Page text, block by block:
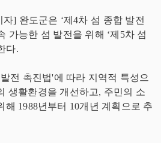
] 완도군은 ‘제4차 섬 종합 발전
가능한 섬 발전을 위해 ‘제5차 섬
다.
전 촉진법'에 따라 지역적 특성으
생활환경을 개선하고, 주민의 소
해 1988년부터 10개년 계획으로 추